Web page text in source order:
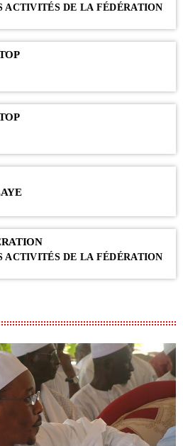
ACTIVITÉS DE LA FÉDÉRATION
ACTIVITÉS DE LA FÉDÉRATION